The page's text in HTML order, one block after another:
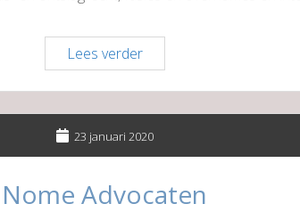
Lees verderPlasBossinade
Advocaten
en
Notarissen
23 januari 2020
Nome Advocaten